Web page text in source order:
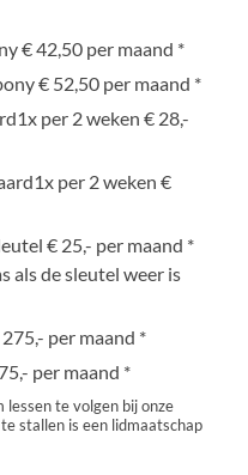
€ 42,50 per maand *
€ 52,50 per maand *
per 2 weken € 28,-
per 2 weken €
€ 25,- per maand *
als de sleutel weer is
per maand *
per maand *
lessen te volgen bij onze
stallen is een lidmaatschap